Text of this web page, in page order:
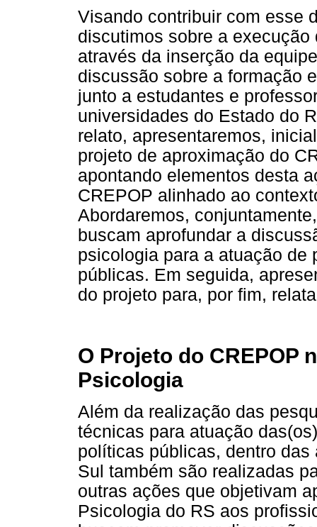
Visando contribuir com esse
discutimos sobre a
através da inserção da
discussão sobre a formação
junto a estudantes e
universidades do Estado do
relato, apresentaremos,
projeto de aproximação do
apontando elementos desta
CREPOP alinhado ao
Abordaremos,
buscam aprofundar a
psicologia para a atuação
públicas. Em seguida,
do projeto para, por fim,
O Projeto do CREPOP
Psicologia
Além da realização das
técnicas para atuação
políticas públicas, dentro
Sul também são realizadas
outras ações que objetivam
Psicologia do RS aos